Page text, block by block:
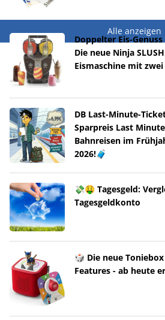
Alle anzeigen
Doppelter Eis-
Die neue Ninja
Eismaschine mit
DB Last-Minute-
Sparpreis Last
Bahnreisen im
2026!🧳
💸🤑 Tagesgeld:
Tagesgeldkonto
🎲 Die neue
Features - ab heute